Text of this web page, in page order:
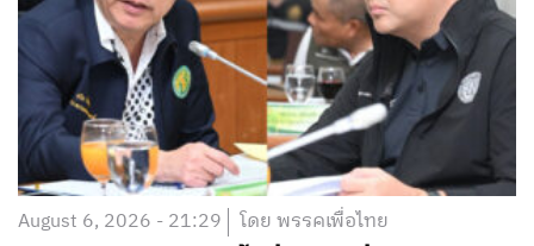
August 6, 2026 - 21:29 โดย พรรคเพื่อไทย